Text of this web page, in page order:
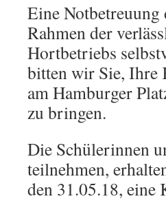
Eine
Rahmen der
Hortbetriebs
bitten wir Sie, Ihre
am Hamburger
zu bringen.
Die Schülerinnen
teilnehmen,
den 31.05.18, eine